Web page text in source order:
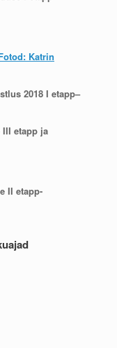
Katrin
2018 I etapp–
etapp ja
II etapp-